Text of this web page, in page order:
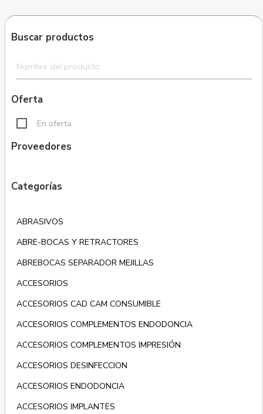
Buscar productos
Oferta
En oferta
Proveedores
Categorías
ABRASIVOS
ABRE-BOCAS Y RETRACTORES
ABREBOCAS SEPARADOR MEJILLAS
ACCESORIOS
ACCESORIOS CAD CAM CONSUMIBLE
ACCESORIOS COMPLEMENTOS ENDODONCIA
ACCESORIOS COMPLEMENTOS IMPRESIÓN
ACCESORIOS DESINFECCION
ACCESORIOS ENDODONCIA
ACCESORIOS IMPLANTES